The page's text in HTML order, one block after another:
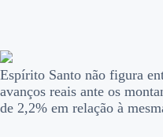
Espírito Santo não figura
avanços reais ante os
de 2,2% em relação à